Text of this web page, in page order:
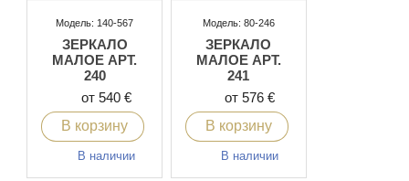
Модель: 140-567
ЗЕРКАЛО
МАЛОЕ АРТ.
240
от 540 €
В корзину
В наличии
Модель: 80-246
ЗЕРКАЛО
МАЛОЕ АРТ.
241
от 576 €
В корзину
В наличии